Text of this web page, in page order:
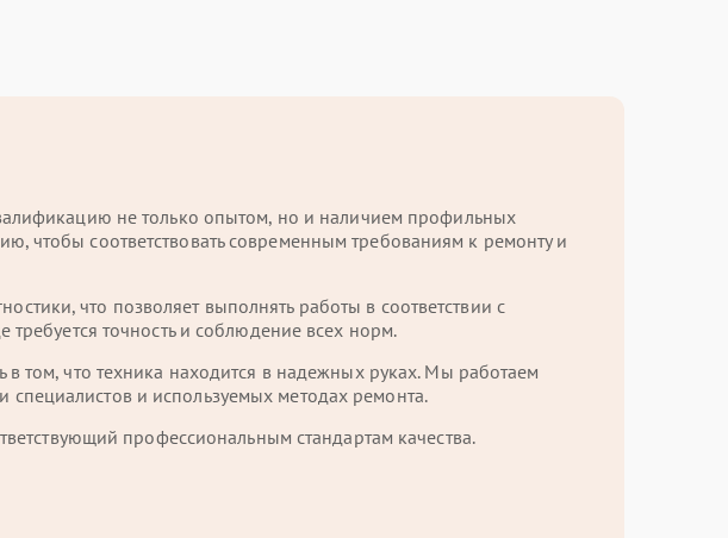
не только опытом, но и наличием профильных
чтобы соответствовать современным требованиям к ремонту и
что позволяет выполнять работы в соответствии с
точность и соблюдение всех норм.
в том, что техника находится в надежных руках. Мы работаем
и используемых методах ремонта.
профессиональным стандартам качества.